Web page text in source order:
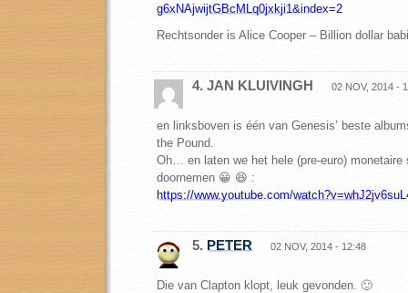
g6xNAjwijtGBcMLq0jxkji1&index=2
Rechtsonder is Alice Cooper – Billion dollar
4. JAN KLUIVINGH 02 NOV, 2014 -
en linksboven is één van Genesis’ beste
the Pound.
Oh… en laten we het hele (pre-euro) monetaire
doornemen 😀 😆 :
https://www.youtube.com/
5. PETER 02 NOV, 2014 - 12:48
Die van Clapton klopt, leuk gevonden. 🙂